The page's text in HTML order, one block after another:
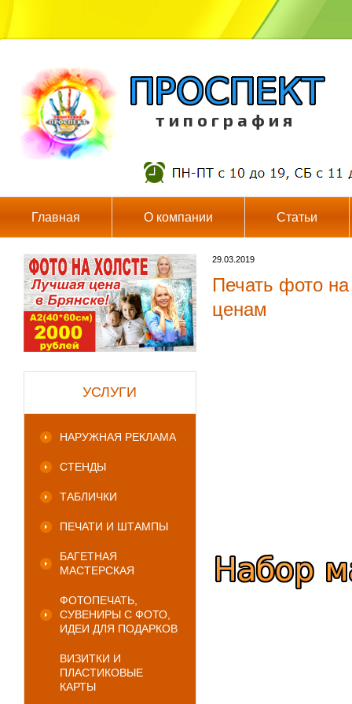
т и п о г р а ф и я
Главная О компании Статьи
УСЛУГИ
НАРУЖНАЯ РЕКЛАМА
СТЕНДЫ
ТАБЛИЧКИ
ПЕЧАТИ И ШТАМПЫ
БАГЕТНАЯ
МАСТЕРСКАЯ
ФОТОПЕЧАТЬ,
СУВЕНИРЫ С ФОТО,
ИДЕИ ДЛЯ ПОДАРКОВ
ВИЗИТКИ И
ПЛАСТИКОВЫЕ
КАРТЫ
29.03.2019
Печать фото
ценам